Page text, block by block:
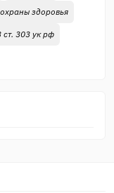
здоровья
ст. 303 ук рф